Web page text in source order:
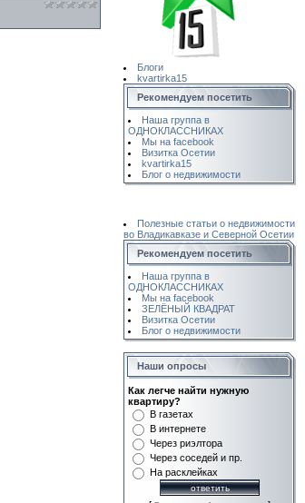
Блоги
kvartirka15
Рекомендуем посетить
Наша группа в
ОДНОКЛАССНИКАХ
Мы на facebook
Визитка Осетии
kvartirka15
Блог о недвижимости
Полезные статьи о недвижимости
во Владикавказе и Северной Осетии
Рекомендуем посетить
Наша группа в
ОДНОКЛАССНИКАХ
Мы на facebook
ЗЕЛЁНЫЙ КВАДРАТ
Визитка Осетии
Блог о недвижимости
Наши опросы
Как легче найти нужную
квартиру?
В газетах
В интернете
Через риэлтора
Через соседей и пр.
На расклейках